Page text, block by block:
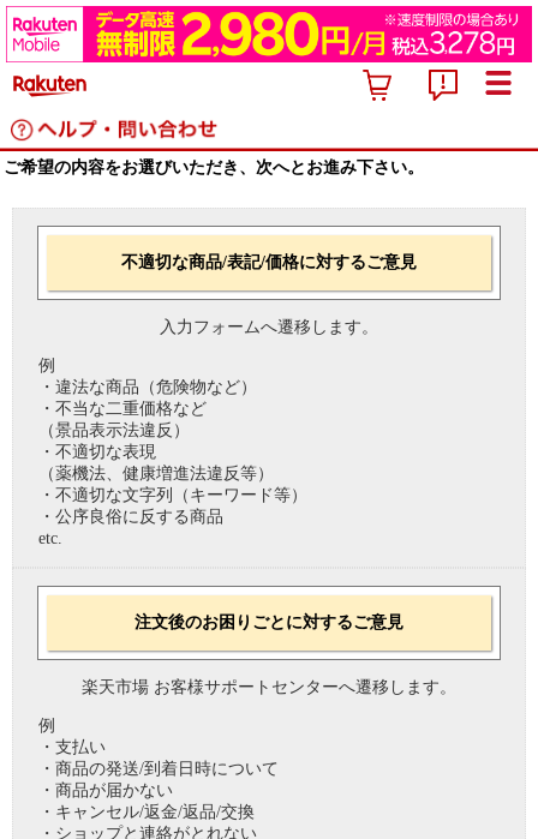
ご希望の内容をお選びいただき、次へとお進み下さい。
不適切な商品/表記/価格に対するご意見
入力フォームへ遷移します。
例
・違法な商品（危険物など）
・不当な二重価格など
（景品表示法違反）
・不適切な表現
（薬機法、健康増進法違反等）
・不適切な文字列（キーワード等）
・公序良俗に反する商品
etc.
注文後のお困りごとに対するご意見
楽天市場 お客様サポートセンターへ遷移します。
例
・支払い
・商品の発送/到着日時について
・商品が届かない
・キャンセル/返金/返品/交換
・ショップと連絡がとれない